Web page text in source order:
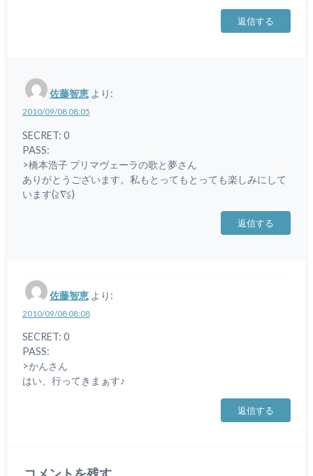
返信する
佐藤智恵 より:
2010/09/08 08:05
SECRET: 0
PASS:
>橋本浩子 プリマヴェーラの歌と夢さん
ありがとうございます。私もとってもとっても楽しみにして
います(≧∇≦)
返信する
佐藤智恵 より:
2010/09/08 08:08
SECRET: 0
PASS:
>かんさん
はい、行ってきまぁす♪
返信する